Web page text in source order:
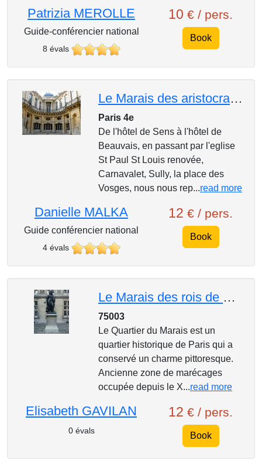
Patrizia MEROLLE
Guide-conférencier national
8 évals
10 € / pers.
Book
Le Marais des aristocrates et de la revolution
Paris 4e
De l'hôtel de Sens à l'hôtel de
Beauvais, en passant par l'eglise
St Paul St Louis renovée,
Carnavalet, Sully, la place des
Vosges, nous nous rep...read more
Danielle MALKA
Guide conférencier national
4 évals
12 € / pers.
Book
Le Marais des rois de France
75003
Le Quartier du Marais est un
quartier historique de Paris qui a
conservé un charme pittoresque.
Ancienne zone de marécages
occupée depuis le X...read more
Elisabeth GAVILAN
0 évals
12 € / pers.
Book